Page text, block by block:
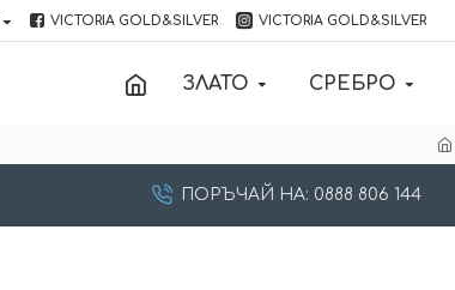
VICTORIA GOLD&SILVER VICTORIA GOLD&SILVER
ЗЛАТО СРЕБРО
ПОРЪЧАЙ НА: 0888 806 144